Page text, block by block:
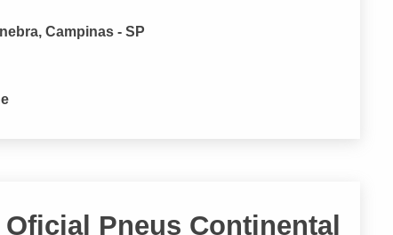
Campinas - SP
Pneus Continental